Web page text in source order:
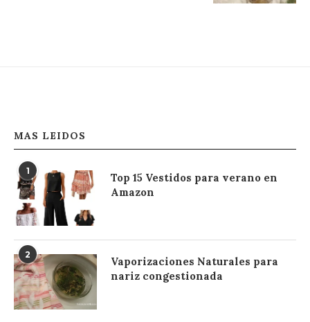
MAS LEIDOS
1
Top 15 Vestidos para verano en
Amazon
2
Vaporizaciones Naturales para
nariz congestionada